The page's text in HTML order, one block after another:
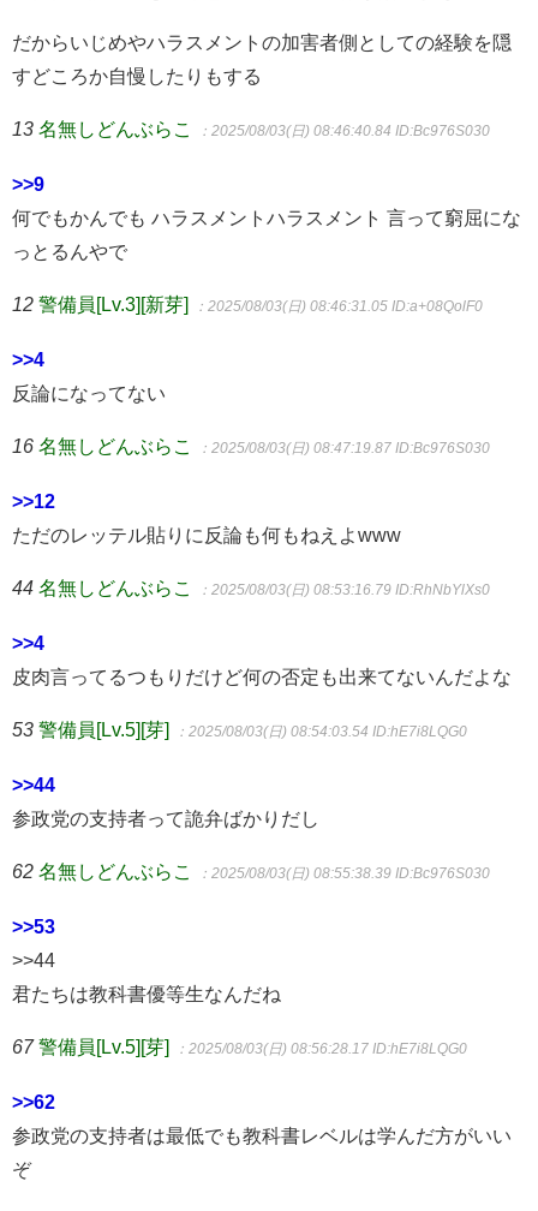
だからいじめやハラスメントの加害者側としての経験を隠
すどころか自慢したりもする
13 名無しどんぶらこ ：2025/08/03(日) 08:46:40.84 ID:Bc976S030
>>9
何でもかんでも ハラスメントハラスメント 言って窮屈にな
っとるんやで
12 警備員[Lv.3][新芽] ：2025/08/03(日) 08:46:31.05 ID:a+08QolF0
>>4
反論になってない
16 名無しどんぶらこ ：2025/08/03(日) 08:47:19.87 ID:Bc976S030
>>12
ただのレッテル貼りに反論も何もねえよwww
44 名無しどんぶらこ ：2025/08/03(日) 08:53:16.79 ID:RhNbYlXs0
>>4
皮肉言ってるつもりだけど何の否定も出来てないんだよな
53 警備員[Lv.5][芽] ：2025/08/03(日) 08:54:03.54 ID:hE7i8LQG0
>>44
参政党の支持者って詭弁ばかりだし
62 名無しどんぶらこ ：2025/08/03(日) 08:55:38.39 ID:Bc976S030
>>53
>>44
君たちは教科書優等生なんだね
67 警備員[Lv.5][芽] ：2025/08/03(日) 08:56:28.17 ID:hE7i8LQG0
>>62
参政党の支持者は最低でも教科書レベルは学んだ方がいい
ぞ